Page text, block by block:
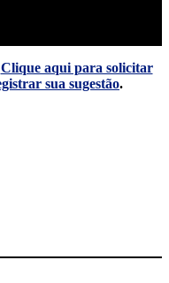
Clique aqui para solicitar
sua sugestão.